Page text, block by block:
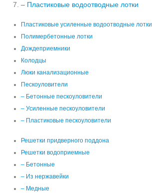
– Пластиковые водоотводные лотки
Пластиковые усиленные водоотводные лотки
Полимербетонные лотки
Дождеприемники
Колодцы
Люки канализационные
Пескоуловители
– Бетонные пескоуловители
– Усиленные пескоуловители
– Пластиковые пескоуловители
Решетки придверного поддона
Решетки водоприемные
– Бетонные
– Из нержавейки
– Медные